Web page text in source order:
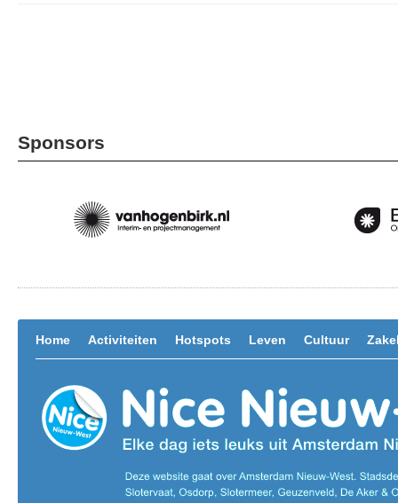
Sponsors
Home Activiteiten Hotspots Leven Cultuur